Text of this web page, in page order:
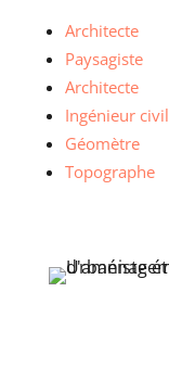
Architecte
Paysagiste
Architecte
Ingénieur civil
Géomètre
Topographe